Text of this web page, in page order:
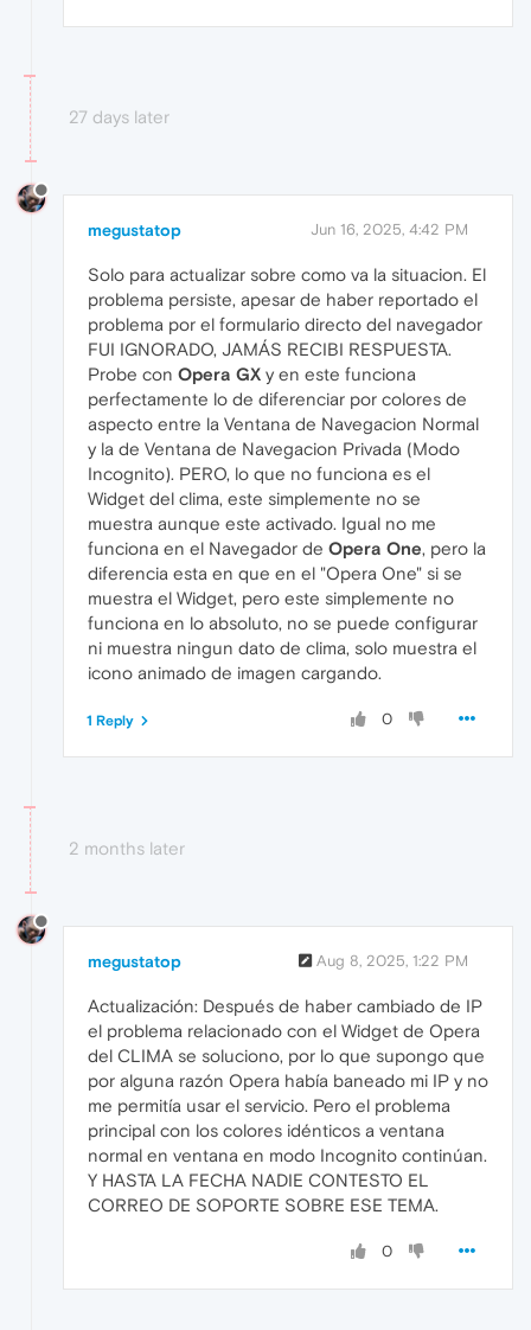
27 days later
megustatop Jun 16, 2025, 4:42 PM
Solo para actualizar sobre como va la situacion. El
problema persiste, apesar de haber reportado el
problema por el formulario directo del navegador
FUI IGNORADO, JAMÁS RECIBI RESPUESTA.
Probe con Opera GX y en este funciona
perfectamente lo de diferenciar por colores de
aspecto entre la Ventana de Navegacion Normal
y la de Ventana de Navegacion Privada (Modo
Incognito). PERO, lo que no funciona es el
Widget del clima, este simplemente no se
muestra aunque este activado. Igual no me
funciona en el Navegador de Opera One, pero la
diferencia esta en que en el "Opera One" si se
muestra el Widget, pero este simplemente no
funciona en lo absoluto, no se puede configurar
ni muestra ningun dato de clima, solo muestra el
icono animado de imagen cargando.
0
1 Reply
2 months later
megustatop Aug 8, 2025, 1:22 PM
Actualización: Después de haber cambiado de IP
el problema relacionado con el Widget de Opera
del CLIMA se soluciono, por lo que supongo que
por alguna razón Opera había baneado mi IP y no
me permitía usar el servicio. Pero el problema
principal con los colores idénticos a ventana
normal en ventana en modo Incognito continúan.
Y HASTA LA FECHA NADIE CONTESTO EL
CORREO DE SOPORTE SOBRE ESE TEMA.
0